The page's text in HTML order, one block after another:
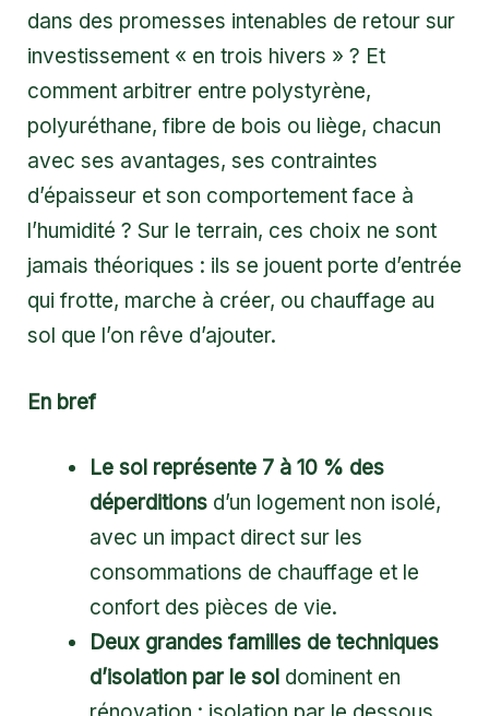
dans des promesses intenables de retour sur
investissement « en trois hivers » ? Et
comment arbitrer entre polystyrène,
polyuréthane, fibre de bois ou liège, chacun
avec ses avantages, ses contraintes
d’épaisseur et son comportement face à
l’humidité ? Sur le terrain, ces choix ne sont
jamais théoriques : ils se jouent porte d’entrée
qui frotte, marche à créer, ou chauffage au
sol que l’on rêve d’ajouter.
En bref
Le sol représente 7 à 10 % des
déperditions d’un logement non isolé,
avec un impact direct sur les
consommations de chauffage et le
confort des pièces de vie.
Deux grandes familles de techniques
d’isolation par le sol dominent en